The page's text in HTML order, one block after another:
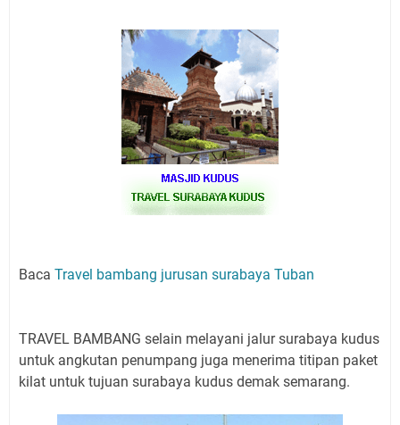
Baca Travel bambang jurusan surabaya Tuban
TRAVEL BAMBANG selain melayani jalur surabaya kudus
untuk angkutan penumpang juga menerima titipan paket
kilat untuk tujuan surabaya kudus demak semarang.